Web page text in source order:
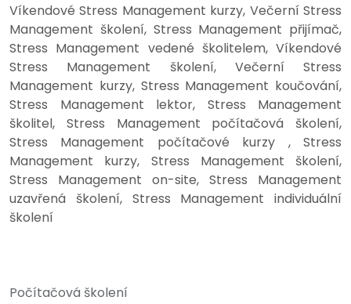
Víkendové Stress Management kurzy, Večerní Stress
Management školení, Stress Management přijímač,
Stress Management vedené školitelem, Víkendové
Stress Management školení, Večerní Stress
Management kurzy, Stress Management koučování,
Stress Management lektor, Stress Management
školitel, Stress Management počítačová školení,
Stress Management počítačové kurzy , Stress
Management kurzy, Stress Management školení,
Stress Management on-site, Stress Management
uzavřená školení, Stress Management individuální
školení
Počítačová školení